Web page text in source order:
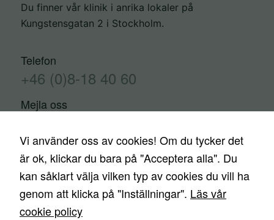
Du finner vår klinik i anrika lokaler på
Kungstensgatan 2 i Stockholm.
Telefon
+46 (0)8-18 40 60
Mejla oss
Kontakta oss Trygghetsgaranti
Finansiering
Priser
Nyheter Media Ingrepp
Vi använder oss av cookies! Om du tycker det
är ok, klickar du bara på "Acceptera alla". Du
kan såklart välja vilken typ av cookies du vill ha
genom att klicka på "Inställningar". Läs vår
cookie policy